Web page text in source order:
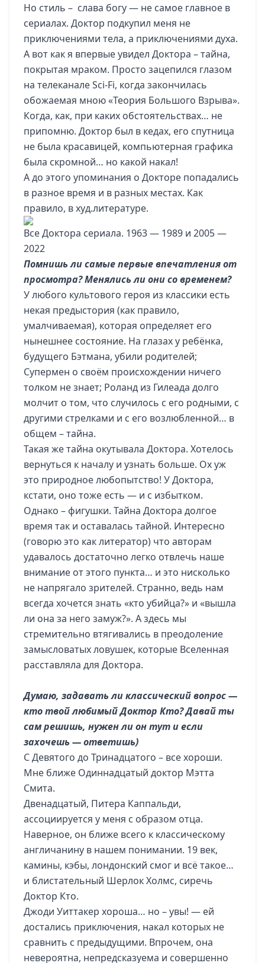
Но стиль – слава богу — не самое главное в
сериалах. Доктор подкупил меня не
приключениями тела, а приключениями духа.
А вот как я впервые увидел Доктора – тайна,
покрытая мраком. Просто зацепился глазом
на телеканале Sci-Fi, когда закончилась
обожаемая мною «Теория Большого Взрыва».
Когда, как, при каких обстоятельствах… не
припомню. Доктор был в кедах, его спутница
не была красавицей, компьютерная графика
была скромной… но какой накал!
А до этого упоминания о Докторе попадались
в разное время и в разных местах. Как
правило, в худ.литературе.
Все Доктора сериала. 1963 — 1989 и 2005 —
2022
Помнишь ли самые первые впечатления от
просмотра? Менялись ли они со временем?
У любого культового героя из классики есть
некая предыстория (как правило,
умалчиваемая), которая определяет его
нынешнее состояние. На глазах у ребёнка,
будущего Бэтмана, убили родителей;
Супермен о своём происхождении ничего
толком не знает; Роланд из Гилеада долго
молчит о том, что случилось с его родными, с
другими стрелками и с его возлюбленной… в
общем – тайна.
Такая же тайна окутывала Доктора. Хотелось
вернуться к началу и узнать больше. Ох уж
это природное любопытство! У Доктора,
кстати, оно тоже есть — и с избытком.
Однако – фигушки. Тайна Доктора долгое
время так и оставалась тайной. Интересно
(говорю это как литератор) что авторам
удавалось достаточно легко отвлечь наше
внимание от этого пункта… и это нисколько
не напрягало зрителей. Странно, ведь нам
всегда хочется знать «кто убийца?» и «вышла
ли она за него замуж?». А здесь мы
стремительно втягивались в преодоление
замысловатых ловушек, которые Вселенная
расставляла для Доктора.
Думаю, задавать ли классический вопрос —
кто твой любимый Доктор Кто? Давай ты
сам решишь, нужен ли он тут и если
захочешь — ответишь)
С Девятого до Тринадцатого – все хороши.
Мне ближе Одиннадцатый доктор Мэтта
Смита.
Двенадцатый, Питера Каппальди,
ассоциируется у меня с образом отца.
Наверное, он ближе всего к классическому
англичанину в нашем понимании. 19 век,
камины, кэбы, лондонский смог и всё такое…
и блистательный Шерлок Холмс, сиречь
Доктор Кто.
Джоди Уиттакер хороша… но – увы! — ей
достались приключения, накал которых не
сравнить с предыдущими. Впрочем, она
невероятна, непредсказуема и совершенно